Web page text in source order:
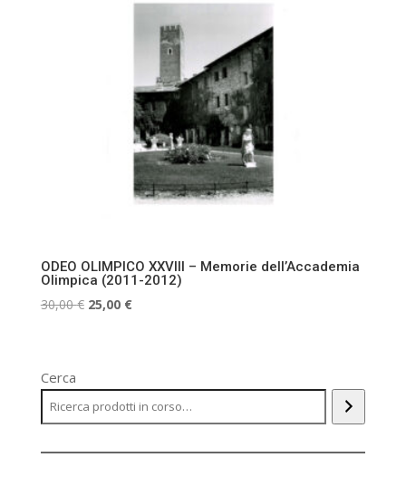
ODEO OLIMPICO XXVIII – Memorie dell’Accademia
Olimpica (2011-2012)
30,00€ Il
30,00 €.
25,00 €Il
25,00 €.
Cerca